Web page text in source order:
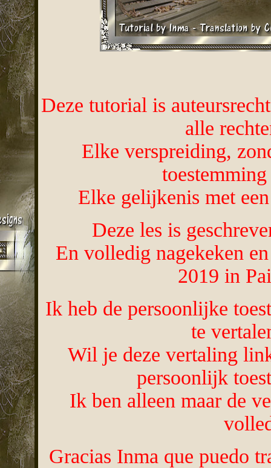
Deze tutorial is
alle
Elke verspreiding,
Elke gelijkenis met
Deze les is
En volledig nagekeken
2019 in
Ik heb de persoonlijke
te
Wil je deze vertaling
persoonlijk
Ik ben alleen maar de
Gracias Inma que puedo